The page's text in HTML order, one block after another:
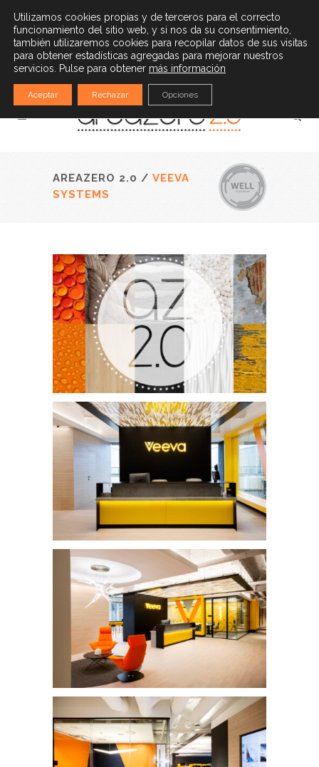
(34) 932 528 779 | info@areazero20.com
Español
AREAZERO 2.0 / VEEVA
SYSTEMS
Utilizamos cookies propias y de terceros para el correcto
funcionamiento del sitio web, y si nos da su consentimiento,
también utilizaremos cookies para recopilar datos de sus visitas
para obtener estadísticas agregadas para mejorar nuestros
servicios. Pulse para obtener más información
Aceptar Rechazar Opciones